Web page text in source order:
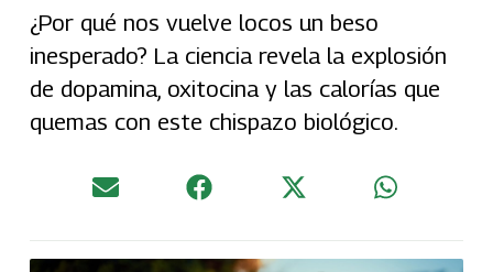
¿Por qué nos vuelve locos un beso
inesperado? La ciencia revela la explosión
de dopamina, oxitocina y las calorías que
quemas con este chispazo biológico.